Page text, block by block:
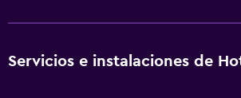
Servicios e instalaciones de